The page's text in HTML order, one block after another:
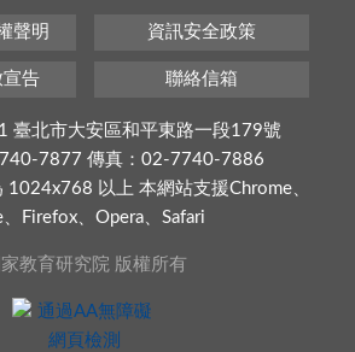
聲明 資訊安全政策
宣告 聯絡信箱
臺北市大安區和平東路一段179號
7877 傳真：02-7740-7886
1024x768 以上 本網站支援Chrome、
、Firefox、Opera、Safari
家教育研究院 版權所有